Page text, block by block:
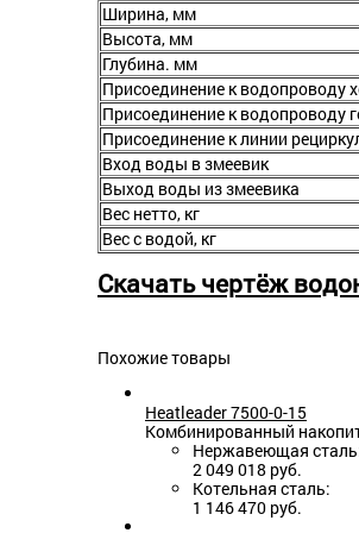
Ширина, мм
Высота, мм
Глубина. мм
Присоединение к водопроводу
Присоединение к водопроводу
Присоединение к линии
Вход воды в змеевик
Выход воды из змеевика
Вес нетто, кг
Вес с водой, кг
Скачать чертёж
Похожие товары
Heatleader 7500-0-15
Комбинированный
Нержавеющая
2 049 018 руб.
Котельная сталь:
1 146 470 руб.